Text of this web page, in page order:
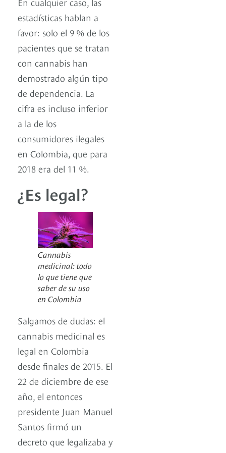
estadísticas hablan a
favor: solo el 9 % de los
pacientes que se tratan
con cannabis han
demostrado algún tipo
de dependencia. La
cifra es incluso inferior
a la de los
consumidores ilegales
en Colombia, que para
2018 era del 11 %.
¿Es legal?
Cannabis
medicinal: todo
lo que tiene que
saber de su uso
en Colombia
Salgamos de dudas: el
cannabis medicinal es
legal en Colombia
desde finales de 2015. El
22 de diciembre de ese
año, el entonces
presidente Juan Manuel
Santos firmó un
decreto que legalizaba y